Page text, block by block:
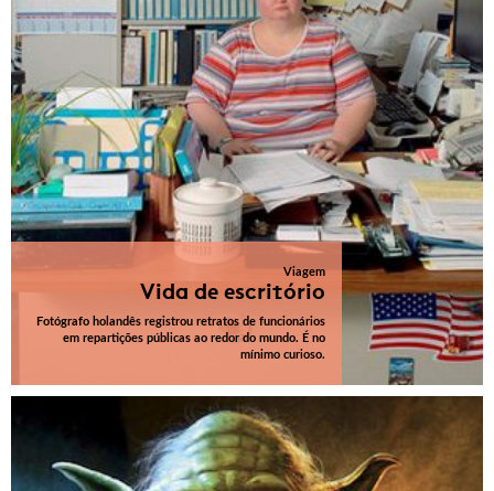
Viagem
Vida de escritório
Fotógrafo holandês registrou retratos de funcionários
em repartições públicas ao redor do mundo. É no
mínimo curioso.